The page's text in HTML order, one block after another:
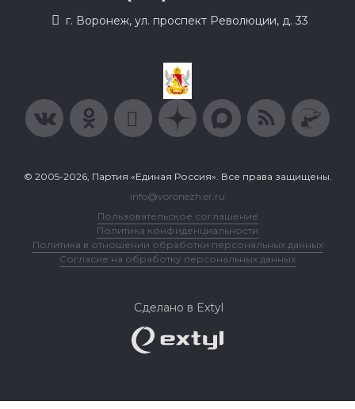
г. Воронеж, ул. проспект Революции, д. 33
© 2005-2026, Партия «Единая Россия». Все права защищены.
info@voronezh.er.ru
Пользовательское соглашение
Политика конфиденциальности
Политика в отношении обработки персональных данных
Согласие на обработку персональных данных
Сделано в Extyl